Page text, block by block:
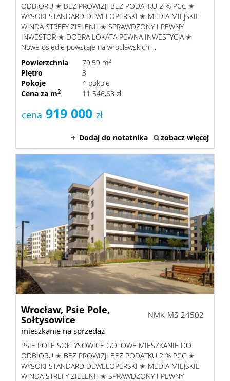
ODBIORU ✭ BEZ PROWIZJI BEZ PODATKU 2 % PCC ✭
WYSOKI STANDARD DEWELOPERSKI ✭ MEDIA MIEJSKIE
WINDA STREFY ZIELENII ✭ SPRAWDZONY I PEWNY
INWESTOR ✭ DOBRA LOKATA PEWNA INWESTYCJA ✭
Nowe osiedle powstaje na wrocławskich ...
Powierzchnia
79,59 m2
Piętro
3
Pokoje
4 pokoje
Cena za m2 11 546,68 zł
cena 919 000 zł
Dodaj do notatnika zobacz więcej
Wrocław, Psie Pole,
Sołtysowice
mieszkanie na sprzedaż
NMK-MS-24502
PSIE POLE SOŁTYSOWICE GOTOWE MIESZKANIE DO
ODBIORU ✭ BEZ PROWIZJI BEZ PODATKU 2 % PCC ✭
WYSOKI STANDARD DEWELOPERSKI ✭ MEDIA MIEJSKIE
WINDA STREFY ZIELENII ✭ SPRAWDZONY I PEWNY